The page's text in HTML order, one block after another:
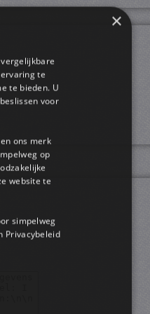
×
te
te bieden. U
voor
ons merk
op
website te
simpelweg
Privacybeleid